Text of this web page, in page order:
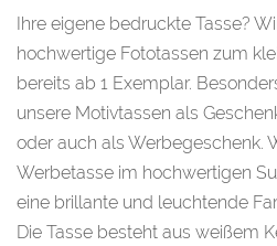
Ihre eigene bedruckte Tasse?
hochwertige Fototassen zum
bereits ab 1 Exemplar.
unsere Motivtassen als
oder auch als Werbegeschenk.
Werbetasse im hochwertigen
eine brillante und leuchtende
Die Tasse besteht aus weißem